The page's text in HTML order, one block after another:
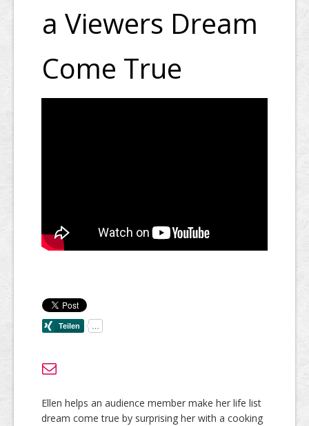
a Viewers Dream
Come True
Ellen helps an audience member make her life list
dream come true by surprising her with a cooking